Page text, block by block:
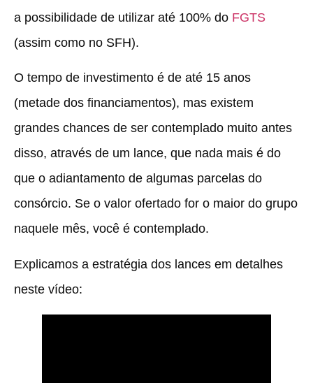
a possibilidade de utilizar até 100% do FGTS
(assim como no SFH).
O tempo de investimento é de até 15 anos
(metade dos financiamentos), mas existem
grandes chances de ser contemplado muito antes
disso, através de um lance, que nada mais é do
que o adiantamento de algumas parcelas do
consórcio. Se o valor ofertado for o maior do grupo
naquele mês, você é contemplado.
Explicamos a estratégia dos lances em detalhes
neste vídeo: